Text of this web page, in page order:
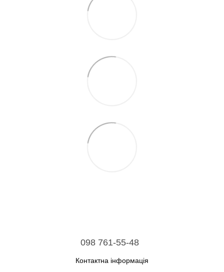
098 761-55-48
Контактна інформація